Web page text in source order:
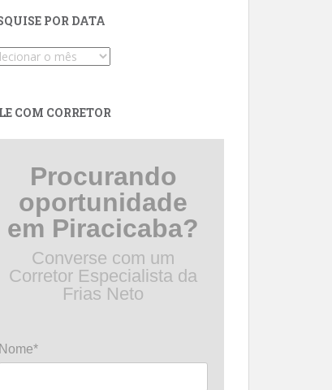
POR DATA
COM CORRETOR
Procurando
oportunidade
em Piracicaba?
Converse com um
Corretor Especialista da
Frias Neto
Nome*